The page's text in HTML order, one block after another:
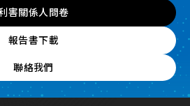
化數據、強化永續報告書揭露完整性等
並於EcoVadis評鑑審查獲得銀級認
發《ESG
疑肯定了正文科技永續推動之努力，
議題上做努力。
害關係人問卷
報告書下載
聯絡我們